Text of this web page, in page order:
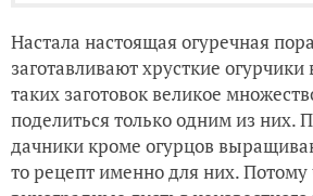
Настала настоящая огуречная
заготавливают хрусткие
таких заготовок великое
поделиться только одним из них.
дачники кроме огурцов
то рецепт именно для них. Потому